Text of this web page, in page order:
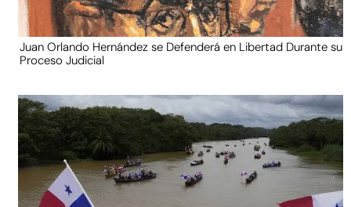
Juan Orlando Hernández se Defenderá en Libertad Durante su
Proceso Judicial